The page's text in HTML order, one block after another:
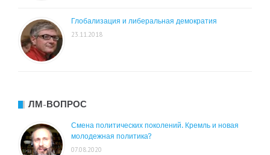
Глобализация и либеральная демократия
23.11.2018
ЛМ-ВОПРОС
Смена политических поколений. Кремль и новая
молодежная политика?
07.08.2020